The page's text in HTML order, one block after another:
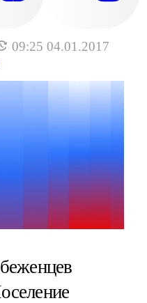
09:25 04.01.2017